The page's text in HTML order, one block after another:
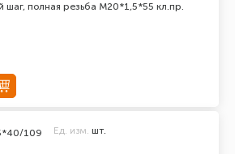
шаг, полная резьба M20*1,5*55 кл.пр.
109 Ед. изм. шт.